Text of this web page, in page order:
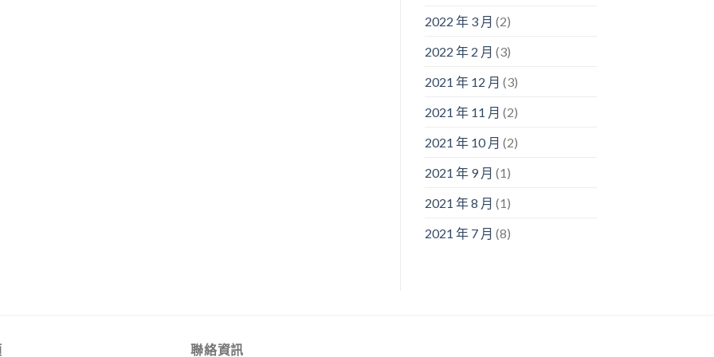
2022 年 3 月 (2)
2022 年 2 月 (3)
2021 年 12 月 (3)
2021 年 11 月 (2)
2021 年 10 月 (2)
2021 年 9 月 (1)
2021 年 8 月 (1)
2021 年 7 月 (8)
聯絡資訊